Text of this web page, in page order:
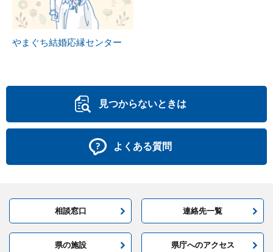
やまぐち結婚応縁センター
見つからないときは
よくある質問
相談窓口 連絡先一覧
県の施設 県庁へのアクセス